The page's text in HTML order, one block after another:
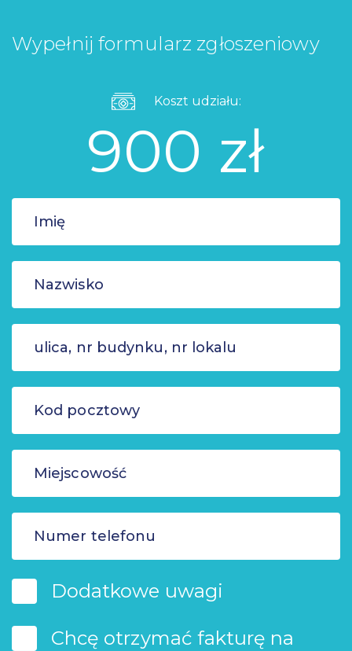
Wypełnij formularz zgłoszeniowy
Koszt udziału:
900 zł
Dodatkowe uwagi
Chcę otrzymać fakturę na